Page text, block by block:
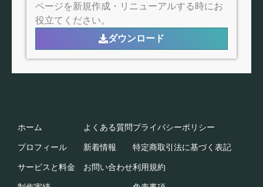
ページを新規作成・リニューアルする時にお
役立てください。
ダウンロード
ホーム
プロフィール
サービスと料金
よくある質問
新着情報
お問い合わせ
プライバシーポリシー
特定商取引法に基づく表記​
利用規約​